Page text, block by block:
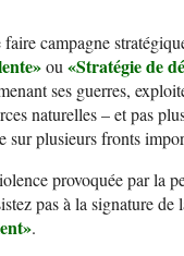
campagne
e»ou«Stratégie de
ses guerres,
naturelles – et pas
sur plusieurs fronts
provoquée par la
pas à la signature de
t».